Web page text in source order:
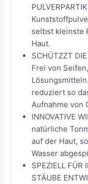
selbst kleinste
Haut.
SCHÜTZZT
Frei von
reduziert so
Aufnahme von
INNOVATIVE
natürliche
auf der Haut,
Wasser
SPEZIELL FÜR
STÄUBE